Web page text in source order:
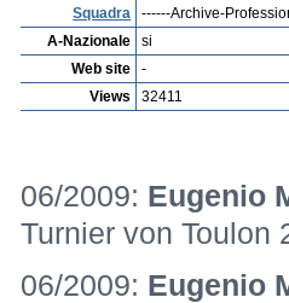
Squadra
------Archive-
A-Nazionale
si
Web site
-
Views
32411
06/2009: Eugenio
Turnier von Toulon
06/2009: Eugenio